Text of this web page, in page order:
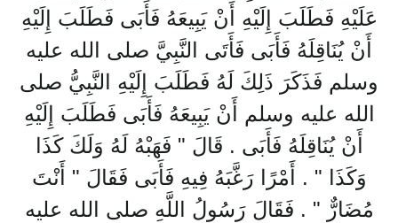
عَلَيْهِ فَطَلَبَ إِلَيْهِ أَنْ يَبِيعَهُ فَأَبَى فَطَلَبَ إِلَيْهِ
أَنْ يُنَاقِلَهُ فَأَبَى فَأَتَى النَّبِيَّ صلى الله عليه
وسلم فَذَكَرَ ذَلِكَ لَهُ فَطَلَبَ إِلَيْهِ النَّبِيُّ صلى
الله عليه وسلم أَنْ يَبِيعَهُ فَأَبَى فَطَلَبَ إِلَيْهِ
أَنْ يُنَاقِلَهُ فَأَبَى ‏.‏ قَالَ ‏"‏ فَهَبْهُ لَهُ وَلَكَ كَذَا
وَكَذَا ‏"‏ ‏.‏ أَمْرًا رَغَّبَهُ فِيهِ فَأَبَى فَقَالَ ‏"‏ أَنْتَ
مُضَارٌّ ‏"‏ ‏.‏ فَقَالَ رَسُولُ اللَّهِ صلى الله عليه